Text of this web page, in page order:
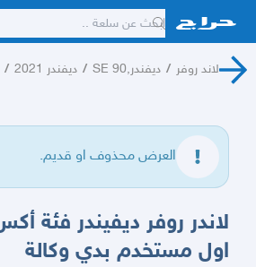
لاند روفر / ديفندر,90 SE / ديفندر 2021 /
العرض محذوف او قديم.
اول مستخدم بدي وكالة